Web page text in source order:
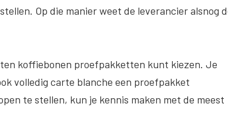
Op die manier weet de leverancier alsnog
koffiebonen proefpakketten kunt kiezen. Je
volledig carte blanche een proefpakket
te stellen, kun je kennis maken met de meest